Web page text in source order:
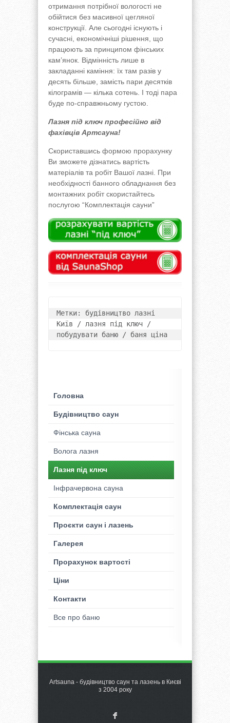
отримання потрібної вологості не
обійтися без масивної цегляної
конструкції. Але сьогодні існують і
сучасні, економічніші рішення, що
працюють за принципом фінських
кам’янок. Відмінність лише в
закладанні каміння: їх там разів у
десять більше, замість пари десятків
кілограмів — кілька сотень. І тоді пара
буде по-справжньому густою.
Лазня під ключ професійно від
фахівців Артсауна!
Скориставшись формою прорахунку
Ви зможете дізнатись вартість
матеріалів та робіт Вашої лазні. При
необхідності банного обладнання без
монтажних робіт скористайтесь
послугою “Комплектація сауни”
Метки: будівництво лазні
Київ / лазня під ключ /
побудувати баню / баня ціна
Головна
Будівництво саун
Фінська сауна
Волога лазня
Лазня під ключ
Інфрачервона сауна
Комплектація саун
Проєкти саун і лазень
Галерея
Прорахунок вартості
Ціни
Контакти
Все про баню
Artsauna - будівництво саун та лазень в Києві
з 2004 року
F